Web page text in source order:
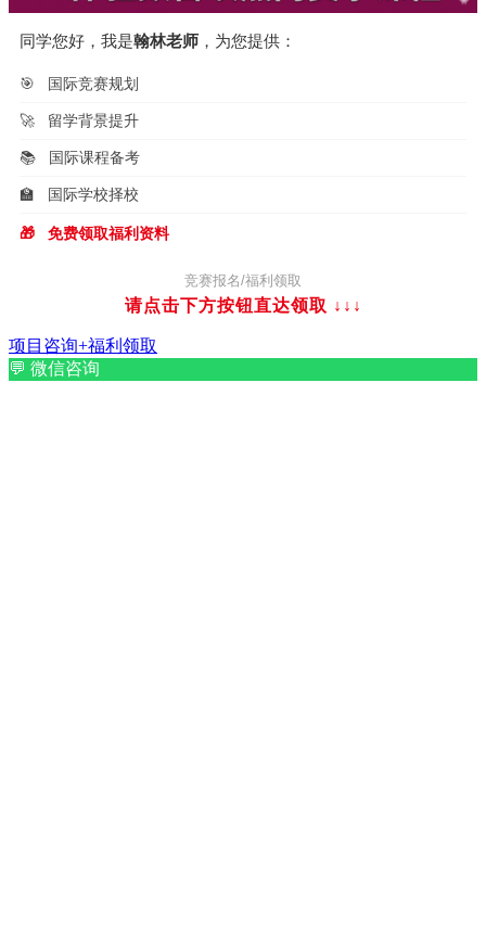
同学您好，我是翰林老师 ，为您提供：
🎯 国际竞赛规划
🚀 留学背景提升
📚 国际课程备考
🏫 国际学校择校
🎁 免费领取福利资料
竞赛报名/福利领取
请点击下方按钮直达领取 ↓↓↓
项目咨询+福利领取
💬 微信咨询